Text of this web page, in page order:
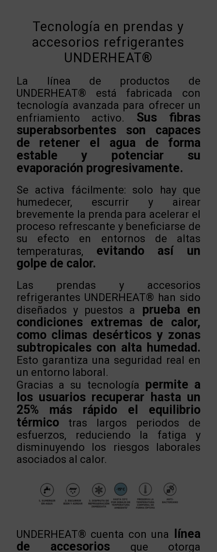
Tecnología en prendas y
accesorios refrigerantes
UNDERHEAT®
La línea de productos de
UNDERHEAT® está fabricada con
tecnología avanzada para ofrecer un
enfriamiento activo. Sus fibras
superabsorbentes son capaces
de retener el agua de forma
estable y potenciar su
evaporación progresivamente.
Se activa fácilmente: solo hay que
humedecer, escurrir y airear
brevemente la prenda para acelerar el
proceso refrescante y beneficiarse de
su efecto en entornos de altas
temperaturas, evitando así un
golpe de calor.
Las prendas y accesorios
refrigerantes UNDERHEAT® han sido
diseñados y puestos a
prueba en
condiciones extremas de calor,
como climas desérticos y zonas
subtropicales con alta humedad.
Esto garantiza una seguridad real en
un entorno laboral.
Gracias a su tecnología permite a
los usuarios recuperar hasta un
25% más rápido el equilibrio
térmicotras largos periodos de
esfuerzos, reduciendo la fatiga y
disminuyendo los riesgos laborales
asociados al calor.
UNDERHEAT® cuenta con una
línea
de accesorios que otorga